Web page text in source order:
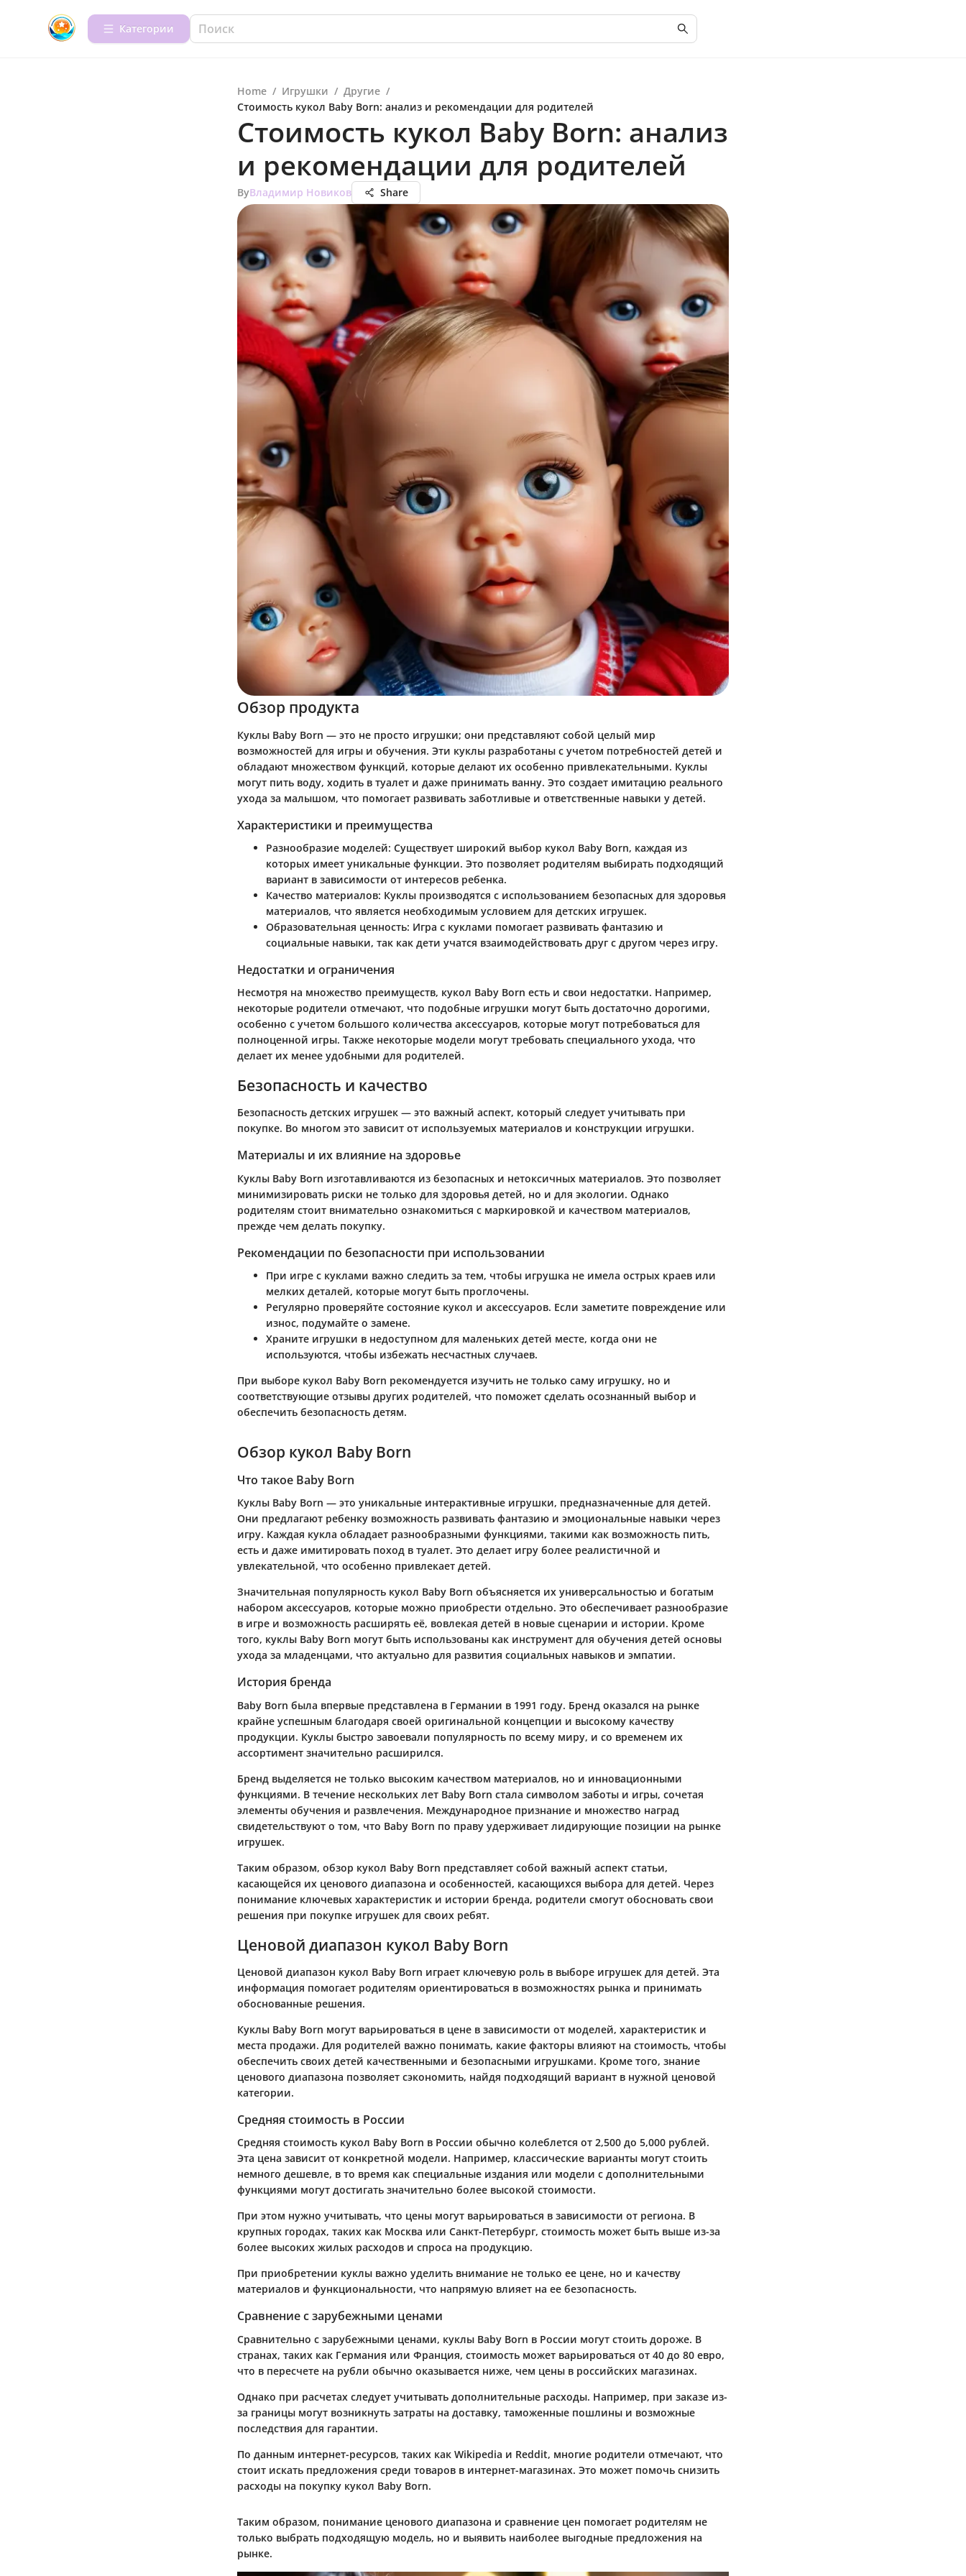
Категории
Home / Игрушки / Другие /
Стоимость кукол Baby Born: анализ и рекомендации для родителей
Стоимость кукол Baby Born: анализ
и рекомендации для родителей
ByВладимир Новиков Share
Обзор продукта
Куклы Baby Born — это не просто игрушки; они представляют собой целый мир
возможностей для игры и обучения. Эти куклы разработаны с учетом потребностей детей и
обладают множеством функций, которые делают их особенно привлекательными. Куклы
могут пить воду, ходить в туалет и даже принимать ванну. Это создает имитацию реального
ухода за малышом, что помогает развивать заботливые и ответственные навыки у детей.
Характеристики и преимущества
Разнообразие моделей: Существует широкий выбор кукол Baby Born, каждая из
которых имеет уникальные функции. Это позволяет родителям выбирать подходящий
вариант в зависимости от интересов ребенка.
Качество материалов: Куклы производятся с использованием безопасных для здоровья
материалов, что является необходимым условием для детских игрушек.
Образовательная ценность: Игра с куклами помогает развивать фантазию и
социальные навыки, так как дети учатся взаимодействовать друг с другом через игру.
Недостатки и ограничения
Несмотря на множество преимуществ, кукол Baby Born есть и свои недостатки. Например,
некоторые родители отмечают, что подобные игрушки могут быть достаточно дорогими,
особенно с учетом большого количества аксессуаров, которые могут потребоваться для
полноценной игры. Также некоторые модели могут требовать специального ухода, что
делает их менее удобными для родителей.
Безопасность и качество
Безопасность детских игрушек — это важный аспект, который следует учитывать при
покупке. Во многом это зависит от используемых материалов и конструкции игрушки.
Материалы и их влияние на здоровье
Куклы Baby Born изготавливаются из безопасных и нетоксичных материалов. Это позволяет
минимизировать риски не только для здоровья детей, но и для экологии. Однако
родителям стоит внимательно ознакомиться с маркировкой и качеством материалов,
прежде чем делать покупку.
Рекомендации по безопасности при использовании
При игре с куклами важно следить за тем, чтобы игрушка не имела острых краев или
мелких деталей, которые могут быть проглочены.
Регулярно проверяйте состояние кукол и аксессуаров. Если заметите повреждение или
износ, подумайте о замене.
Храните игрушки в недоступном для маленьких детей месте, когда они не
используются, чтобы избежать несчастных случаев.
При выборе кукол Baby Born рекомендуется изучить не только саму игрушку, но и
соответствующие отзывы других родителей, что поможет сделать осознанный выбор и
обеспечить безопасность детям.
Обзор кукол Baby Born
Что такое Baby Born
Куклы Baby Born — это уникальные интерактивные игрушки, предназначенные для детей.
Они предлагают ребенку возможность развивать фантазию и эмоциональные навыки через
игру. Каждая кукла обладает разнообразными функциями, такими как возможность пить,
есть и даже имитировать поход в туалет. Это делает игру более реалистичной и
увлекательной, что особенно привлекает детей.
Значительная популярность кукол Baby Born объясняется их универсальностью и богатым
набором аксессуаров, которые можно приобрести отдельно. Это обеспечивает разнообразие
в игре и возможность расширять её, вовлекая детей в новые сценарии и истории. Кроме
того, куклы Baby Born могут быть использованы как инструмент для обучения детей основы
ухода за младенцами, что актуально для развития социальных навыков и эмпатии.
История бренда
Baby Born была впервые представлена в Германии в 1991 году. Бренд оказался на рынке
крайне успешным благодаря своей оригинальной концепции и высокому качеству
продукции. Куклы быстро завоевали популярность по всему миру, и со временем их
ассортимент значительно расширился.
Бренд выделяется не только высоким качеством материалов, но и инновационными
функциями. В течение нескольких лет Baby Born стала символом заботы и игры, сочетая
элементы обучения и развлечения. Международное признание и множество наград
свидетельствуют о том, что Baby Born по праву удерживает лидирующие позиции на рынке
игрушек.
Таким образом, обзор кукол Baby Born представляет собой важный аспект статьи,
касающейся их ценового диапазона и особенностей, касающихся выбора для детей. Через
понимание ключевых характеристик и истории бренда, родители смогут обосновать свои
решения при покупке игрушек для своих ребят.
Ценовой диапазон кукол Baby Born
Ценовой диапазон кукол Baby Born играет ключевую роль в выборе игрушек для детей. Эта
информация помогает родителям ориентироваться в возможностях рынка и принимать
обоснованные решения.
Куклы Baby Born могут варьироваться в цене в зависимости от моделей, характеристик и
места продажи. Для родителей важно понимать, какие факторы влияют на стоимость, чтобы
обеспечить своих детей качественными и безопасными игрушками. Кроме того, знание
ценового диапазона позволяет сэкономить, найдя подходящий вариант в нужной ценовой
категории.
Средняя стоимость в России
Средняя стоимость кукол Baby Born в России обычно колеблется от 2,500 до 5,000 рублей.
Эта цена зависит от конкретной модели. Например, классические варианты могут стоить
немного дешевле, в то время как специальные издания или модели с дополнительными
функциями могут достигать значительно более высокой стоимости.
При этом нужно учитывать, что цены могут варьироваться в зависимости от региона. В
крупных городах, таких как Москва или Санкт-Петербург, стоимость может быть выше из-за
более высоких жилых расходов и спроса на продукцию.
При приобретении куклы важно уделить внимание не только ее цене, но и качеству
материалов и функциональности, что напрямую влияет на ее безопасность.
Сравнение с зарубежными ценами
Сравнительно с зарубежными ценами, куклы Baby Born в России могут стоить дороже. В
странах, таких как Германия или Франция, стоимость может варьироваться от 40 до 80 евро,
что в пересчете на рубли обычно оказывается ниже, чем цены в российских магазинах.
Однако при расчетах следует учитывать дополнительные расходы. Например, при заказе из-
за границы могут возникнуть затраты на доставку, таможенные пошлины и возможные
последствия для гарантии.
По данным интернет-ресурсов, таких как Wikipedia и Reddit, многие родители отмечают, что
стоит искать предложения среди товаров в интернет-магазинах. Это может помочь снизить
расходы на покупку кукол Baby Born.
Таким образом, понимание ценового диапазона и сравнение цен помогает родителям не
только выбрать подходящую модель, но и выявить наиболее выгодные предложения на
рынке.